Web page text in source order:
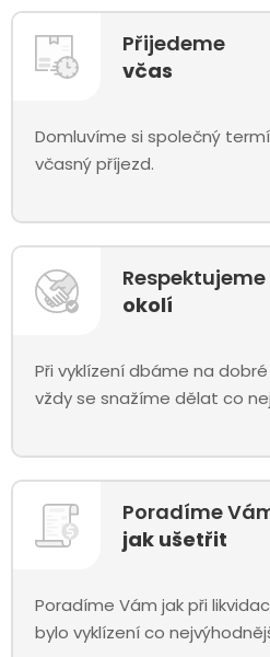
Přijedeme
včas
Domluvíme si společný
včasný příjezd.
Respektujeme
okolí
Při vyklízení dbáme na
vždy se snažíme dělat co
Poradíme
jak ušetřit
Poradíme Vám jak při
bylo vyklízení co